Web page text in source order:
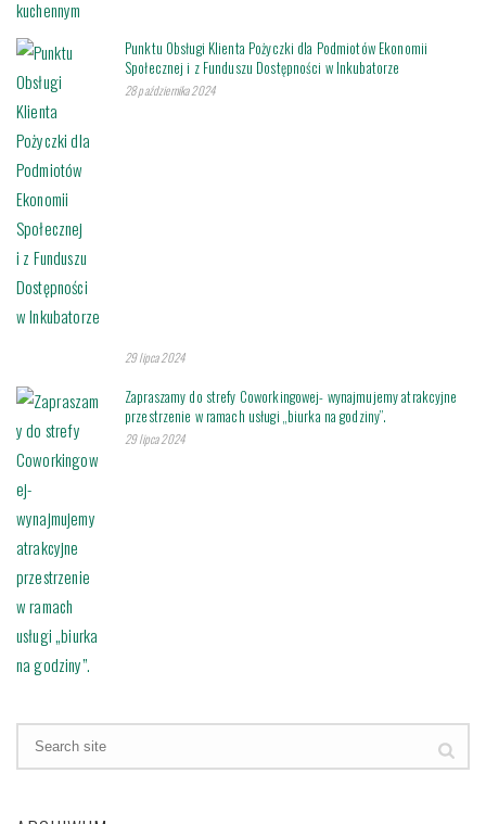
Punktu Obsługi Klienta Pożyczki dla Podmiotów Ekonomii
Społecznej i z Funduszu Dostępności w Inkubatorze
28 października 2024
29 lipca 2024
Zapraszamy do strefy Coworkingowej- wynajmujemy atrakcyjne
przestrzenie w ramach usługi „biurka na godziny”.
29 lipca 2024